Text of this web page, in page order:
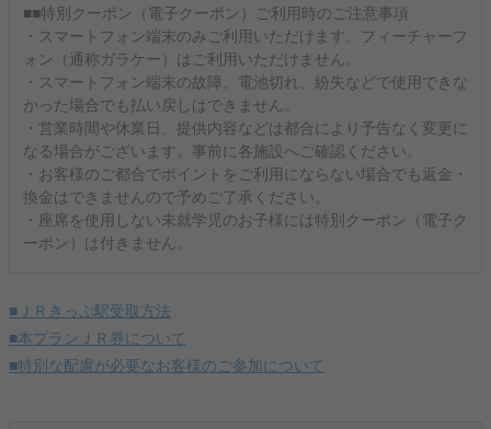
■■特別クーポン（電子クーポン）ご利用時のご注意事項
・スマートフォン端末のみご利用いただけます。フィーチャーフ
ォン（通称ガラケー）はご利用いただけません。
・スマートフォン端末の故障、電池切れ、紛失などで使用できな
かった場合でも払い戻しはできません。
・営業時間や休業日、提供内容などは都合により予告なく変更に
なる場合がございます。事前に各施設へご確認ください。
・お客様のご都合でポイントをご利用にならない場合でも返金・
換金はできませんので予めご了承ください。
・座席を使用しない未就学児のお子様には特別クーポン（電子ク
ーポン）は付きません。
■ＪＲきっぷ駅受取方法
■本プランＪＲ券について
■特別な配慮が必要なお客様のご参加について